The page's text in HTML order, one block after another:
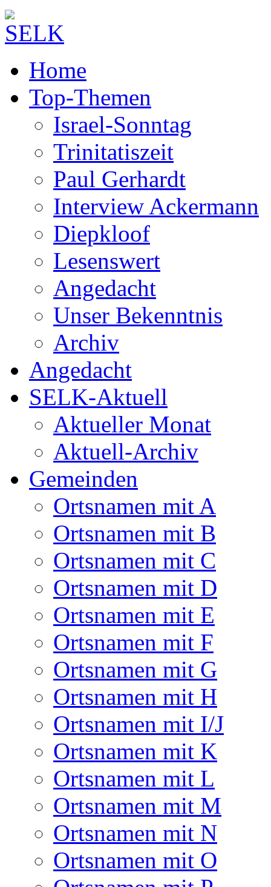
Home
Top-Themen
Israel-Sonntag
Trinitatiszeit
Paul Gerhardt
Interview Ackermann
Diepkloof
Lesenswert
Angedacht
Unser Bekenntnis
Archiv
Angedacht
SELK-Aktuell
Aktueller Monat
Aktuell-Archiv
Gemeinden
Ortsnamen mit A
Ortsnamen mit B
Ortsnamen mit C
Ortsnamen mit D
Ortsnamen mit E
Ortsnamen mit F
Ortsnamen mit G
Ortsnamen mit H
Ortsnamen mit I/J
Ortsnamen mit K
Ortsnamen mit L
Ortsnamen mit M
Ortsnamen mit N
Ortsnamen mit O